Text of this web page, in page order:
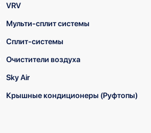
VRV
Мульти-сплит системы
Сплит-системы
Очистители воздуха
Sky Air
Крышные кондиционеры (Руфтопы)